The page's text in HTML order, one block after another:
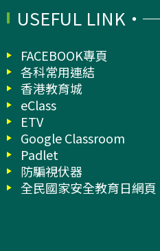
USEFUL LINK
FACEBOOK專頁
各科常用連結
香港教育城
eClass
ETV
Google Classroom
Padlet
防騙視伏器
全民國家安全教育日網頁